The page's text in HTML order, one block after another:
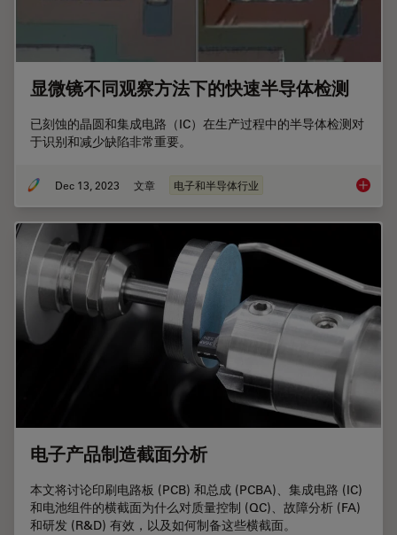
显微镜不同观察方法下的快速半导体检测
已刻蚀的晶圆和集成电路（IC）在生产过程中的半导体检测对
于识别和减少缺陷非常重要。
Dec 13, 2023 文章 电子和半导体行业 显微镜
电子产品制造截面分析
本文将讨论印刷电路板 (PCB) 和总成 (PCBA)、集成电路 (IC)
和电池组件的横截面为什么对质量控制 (QC)、故障分析 (FA)
和研发 (R&D) 有效，以及如何制备这些横截面。